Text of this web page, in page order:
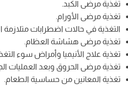
تغذية مرضى الكبد.
تغذية مرضى الأورام.
التغذية في حالات اضطرابات متلازمة
تغذية مرضى هشاشة العظام.
تغذية علاج الأنيميا وأمراض سوء
تغذية مرضى الحروق وبعد العمليات
تغذية المعانين من حساسية الطعام.